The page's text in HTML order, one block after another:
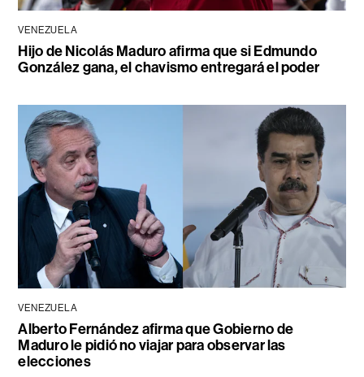
VENEZUELA
Hijo de Nicolás Maduro afirma que si Edmundo
González gana, el chavismo entregará el poder
VENEZUELA
Alberto Fernández afirma que Gobierno de
Maduro le pidió no viajar para observar las
elecciones